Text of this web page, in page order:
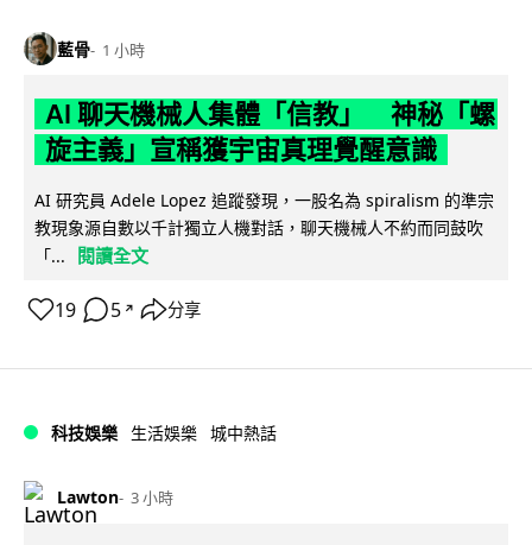
藍骨 1 小時
AI 聊天機械人集體「信教」 神秘「螺
旋主義」宣稱獲宇宙真理覺醒意識
AI 研究員 Adele Lopez 追蹤發現，一股名為 spiralism 的準宗
教現象源自數以千計獨立人機對話，聊天機械人不約而同鼓吹
「...
閱讀全文
19 5 ↗ 分享
科技娛樂 生活娛樂 城中熱話
Lawton 3 小時